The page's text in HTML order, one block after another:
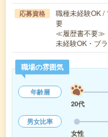
応募資格
職種未経験OK /
要
≪履歴書不要≫
未経験OK・ブ
職場の雰囲気
年齢層
20代
男女比率
女性